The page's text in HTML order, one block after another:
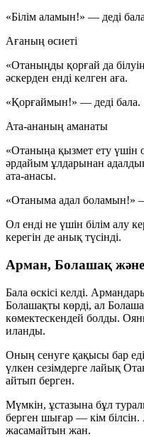
«Білім аламын!» — деді
Ағаның өсиеті
«Отаныңды қорғай да
әскерден енді келген аға.
«Қорғаймын!» — деді бала.
Ата-ананың аманаты
«Отаныңа қызмет ету үшін
әрдайым ұлдарынан
ата-анасы.
«Отаныма адал боламын!»
Ол енді не үшін білім алу
керегін де анық түсінді.
Арман, Болашақ және
Бала өскісі келді.
Болашақты көрді, ал
көмектескендей болды.
иланды.
Оның сенуге қақысы бар
үлкен сезімдерге лайық
айтып берген.
Мүмкін, ұстазына бұл
берген шығар — кім білсін.
жасамайтын жан.